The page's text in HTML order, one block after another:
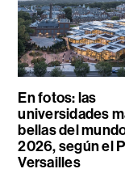
En fotos: las
universidades
bellas del
2026, según el
Versailles